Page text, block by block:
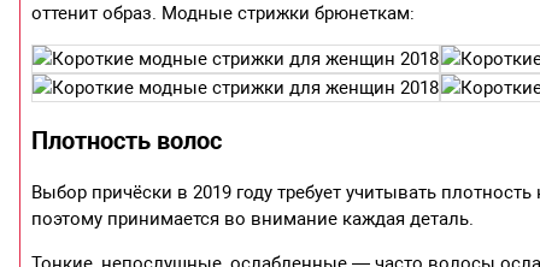
оттенит образ. Модные стрижки брюнеткам:
Плотность волос
Выбор причёски в 2019 году требует учитывать
поэтому принимается во внимание каждая деталь.